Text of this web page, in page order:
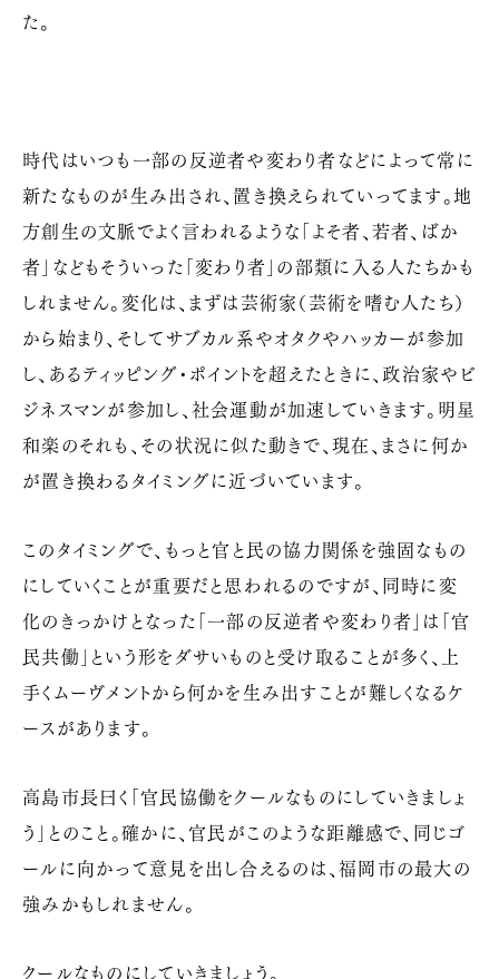
た。
時代はいつも一部の反逆者や変わり者などによって常に
新たなものが生み出され、置き換えられていってます。地
方創生の文脈でよく言われるような「よそ者、若者、ばか
者」などもそういった「変わり者」の部類に入る人たちかも
しれません。変化は、まずは芸術家（芸術を嗜む人たち）
から始まり、そしてサブカル系やオタクやハッカーが参加
し、あるティッピング・ポイントを超えたときに、政治家やビ
ジネスマンが参加し、社会運動が加速していきます。明星
和楽のそれも、その状況に似た動きで、現在、まさに何か
が置き換わるタイミングに近づいています。
このタイミングで、もっと官と民の協力関係を強固なもの
にしていくことが重要だと思われるのですが、同時に変
化のきっかけとなった「一部の反逆者や変わり者」は「官
民共働」という形をダサいものと受け取ることが多く、上
手くムーヴメントから何かを生み出すことが難しくなるケ
ースがあります。
高島市長曰く「官民協働をクールなものにしていきましょ
う」とのこと。確かに、官民がこのような距離感で、同じゴ
ールに向かって意見を出し合えるのは、福岡市の最大の
強みかもしれません。
クールなものにしていきましょう。